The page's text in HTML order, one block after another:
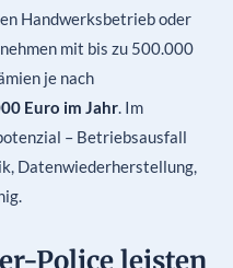
Handwerksbetrieb oder
mit bis zu 500.000
je nach
Euro im Jahr. Im
– Betriebsausfall
Datenwiederherstellung,
Police leisten